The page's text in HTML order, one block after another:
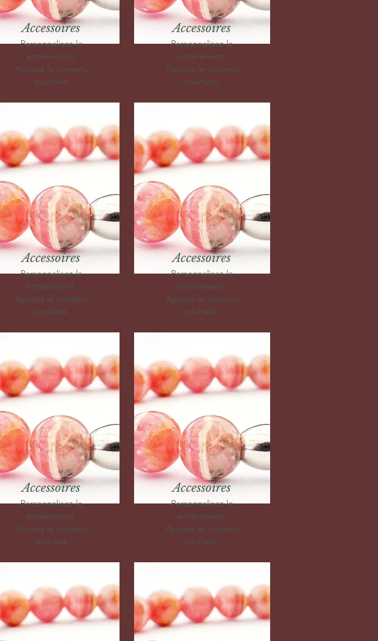
Accessoires
Personnalisez-le
entièrement.
Ajoutez le contenu
souhaité.
Accessoires
Personnalisez-le
entièrement.
Ajoutez le contenu
souhaité.
Accessoires
Personnalisez-le
entièrement.
Ajoutez le contenu
souhaité.
Accessoires
Personnalisez-le
entièrement.
Ajoutez le contenu
souhaité.
Accessoires
Personnalisez-le
entièrement.
Ajoutez le contenu
souhaité.
Accessoires
Personnalisez-le
entièrement.
Ajoutez le contenu
souhaité.